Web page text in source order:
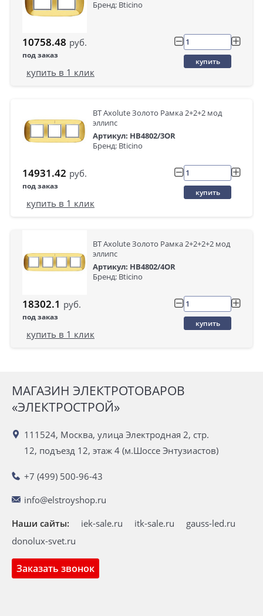
Бренд: Bticino
10758.48 руб.
под заказ
купить
купить в 1 клик
BT Axolute Золото Рамка 2+2+2 мод
эллипс
Артикул: HB4802/3OR
Бренд: Bticino
14931.42 руб.
под заказ
купить
купить в 1 клик
BT Axolute Золото Рамка 2+2+2+2 мод
эллипс
Артикул: HB4802/4OR
Бренд: Bticino
18302.1 руб.
под заказ
купить
купить в 1 клик
МАГАЗИН ЭЛЕКТРОТОВАРОВ
«ЭЛЕКТРОСТРОЙ»
111524, Москва, улица Электродная 2, стр.
12, подъезд 12, этаж 4 (м.Шоссе Энтузиастов)
+7 (499) 500-96-43
info@elstroyshop.ru
Заказать звонок
Наши сайты: iek-sale.ru itk-sale.ru
gauss-led.ru
donolux-svet.ru